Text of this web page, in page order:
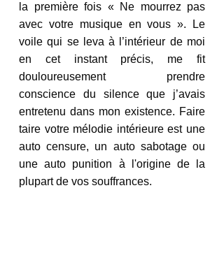
la première fois « Ne mourrez pas
avec votre musique en vous ». Le
voile qui se leva à l’intérieur de moi
en cet instant précis, me fit
douloureusement prendre
conscience du silence que j’avais
entretenu dans mon existence. Faire
taire votre mélodie intérieure est une
auto censure, un auto sabotage ou
une auto punition à l'origine de la
plupart de vos souffrances.